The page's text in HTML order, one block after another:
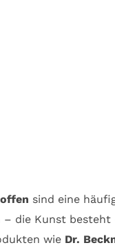
sind eine
– die Kunst
wie Dr.